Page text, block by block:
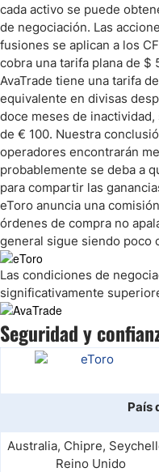
cada activo se puede
de negociación. Las
fusiones se aplican a los
cobra una tarifa plana de
AvaTrade tiene una tarifa
equivalente en divisas
doce meses de
de € 100. Nuestra
operadores encontrarán
probablemente se deba a
para compartir las
eToro anuncia una
órdenes de compra no
general sigue siendo poco
Las condiciones de
significativamente
Seguridad y
País
Australia, Chipre,
Reino Unido